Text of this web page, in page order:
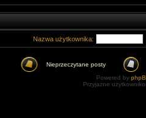
Nazwa użytkownika:
Nieprzeczytane posty
Powered by
Przyjazne